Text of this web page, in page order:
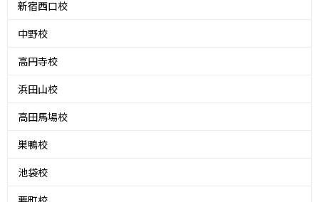
新宿西口校
中野校
高円寺校
浜田山校
高田馬場校
巣鴨校
池袋校